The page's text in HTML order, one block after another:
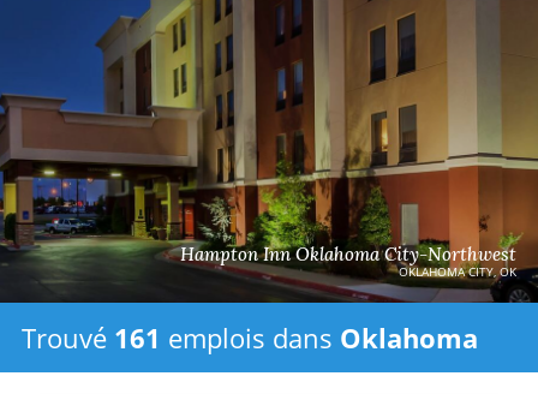
Hampton Inn Oklahoma City-Northwest
OKLAHOMA CITY, OK
Trouvé 161 emplois dans Oklahoma